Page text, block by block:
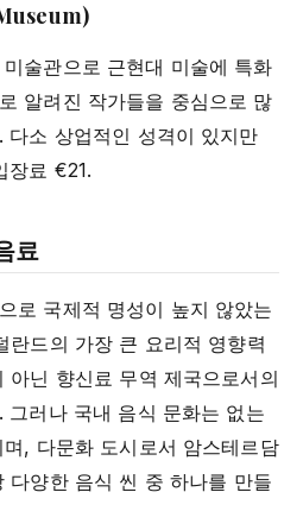
술관으로 근현대 미술에 특화
알려진 작가들을 중심으로 많
다소 상업적인 성격이 있지만
장료 €21.
료
로 국제적 명성이 높지 않았는
란드의 가장 큰 요리적 영향력
아닌 향신료 무역 제국으로서의
그러나 국내 음식 문화는 없는
, 다문화 도시로서 암스테르담
다양한 음식 씬 중 하나를 만들